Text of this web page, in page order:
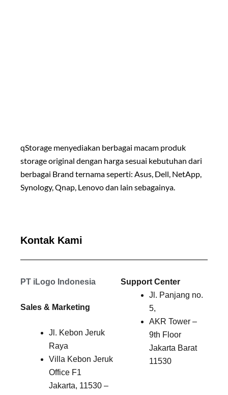
qStorage menyediakan berbagai macam produk
storage original dengan harga sesuai kebutuhan dari
berbagai Brand ternama seperti: Asus, Dell, NetApp,
Synology, Qnap, Lenovo dan lain sebagainya.
Kontak Kami
PT iLogo Indonesia
Sales & Marketing
Jl. Kebon Jeruk
Raya
Villa Kebon Jeruk
Office F1
Jakarta, 11530 –
Support Center
Jl. Panjang no.
5,
AKR Tower –
9th Floor
Jakarta Barat
11530